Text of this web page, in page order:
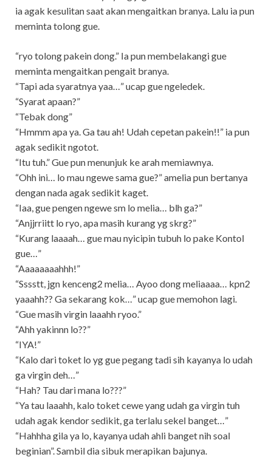
ia agak kesulitan saat akan mengaitkan branya. Lalu ia pun
meminta tolong gue.
“ryo tolong pakein dong.” Ia pun membelakangi gue
meminta mengaitkan pengait branya.
“Tapi ada syaratnya yaa…” ucap gue ngeledek.
“Syarat apaan?”
“Tebak dong”
“Hmmm apa ya. Ga tau ah! Udah cepetan pakein!!” ia pun
agak sedikit ngotot.
“Itu tuh.” Gue pun menunjuk ke arah memiawnya.
“Ohh ini… lo mau ngewe sama gue?” amelia pun bertanya
dengan nada agak sedikit kaget.
“Iaa, gue pengen ngewe sm lo melia… blh ga?”
“Anjjrriitt lo ryo, apa masih kurang yg skrg?”
“Kurang laaaah… gue mau nyicipin tubuh lo pake Kontol
gue…”
“Aaaaaaaahhh!”
“Sssstt, jgn kenceng2 melia… Ayoo dong meliaaaa… kpn2
yaaahh?? Ga sekarang kok…” ucap gue memohon lagi.
“Gue masih virgin laaahh ryoo.”
“Ahh yakinnn lo??”
“IYA!”
“Kalo dari toket lo yg gue pegang tadi sih kayanya lo udah
ga virgin deh…”
“Hah? Tau dari mana lo???”
“Ya tau laaahh, kalo toket cewe yang udah ga virgin tuh
udah agak kendor sedikit, ga terlalu sekel banget…”
“Hahhha gila ya lo, kayanya udah ahli banget nih soal
beginian”. Sambil dia sibuk merapikan bajunya.